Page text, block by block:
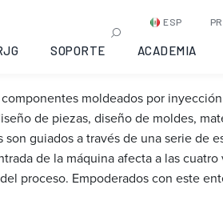
ESP
SOPORTE ACADEMIA
moldeados por
de piezas, diseño de moldes,
guiados a través de una serie de
de la máquina afecta a las cuatro
proceso. Empoderados con este